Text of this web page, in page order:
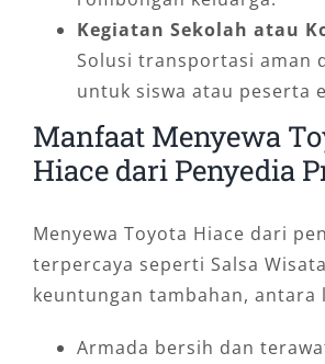
Kegiatan Sekolah atau
Solusi transportasi aman
untuk siswa atau peserta
Manfaat Menyewa
Hiace dari Penyedia
Menyewa Toyota Hiace dari
terpercaya seperti Salsa
keuntungan tambahan, antara
Armada bersih dan